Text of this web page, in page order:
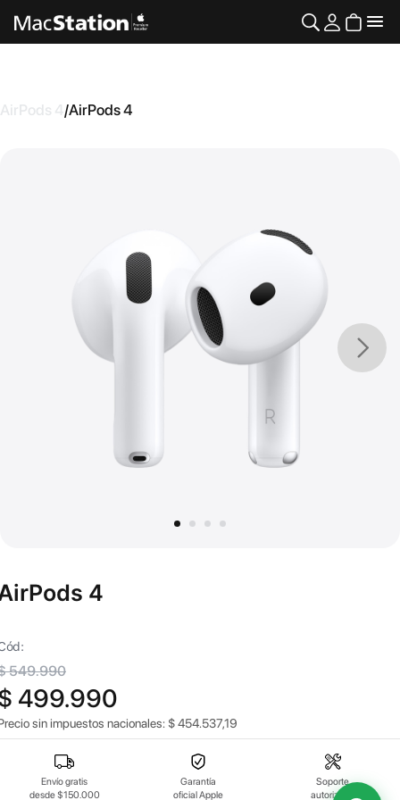
AirPods 4/AirPods 4
4
549.990
499.990
sin impuestos nacionales: $454.537,19
Envío gratis
desde $150.000
Garantía
oficial Apple
Soporte
autorizado